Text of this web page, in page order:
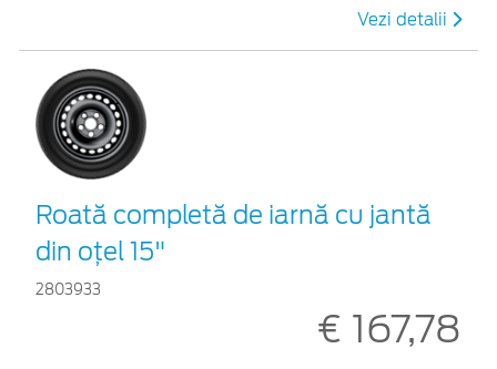
Vezi detalii
Roată completă de iarnă cu jantă
din oțel 15"
2803933
€ 167,78